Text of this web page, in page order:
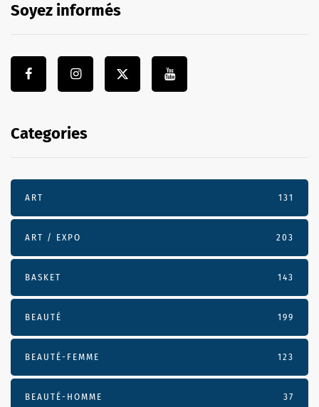
Soyez informés
Categories
ART 131
ART / EXPO 203
BASKET 143
BEAUTÉ 199
BEAUTÉ-FEMME 123
BEAUTÉ-HOMME 37